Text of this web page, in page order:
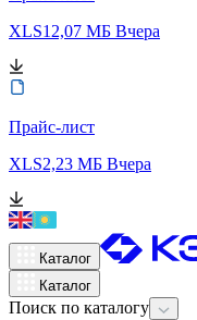
XLS12,07 МБ Вчера
Прайс-лист
XLS2,23 МБ Вчера
Каталог
Каталог
Поиск по каталогу